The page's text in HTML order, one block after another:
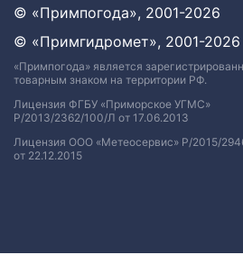
© «Примпогода», 2001-2026
© «Примгидромет», 2001-2026
«Примпогода» является
товарным знаком на территории РФ.
Лицензия ФГБУ «Приморское УГМС»
Р/2013/2362/100/Л от 17.06.2013
Лицензия ООО «Метеосервис» Р/2015/
от 22.12.2015